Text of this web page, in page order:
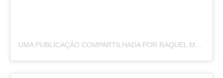
UMA PUBLICAÇÃO COMPARTILHADA POR RAQUEL MOREIRA (@BYRAQUELMOREIRA)